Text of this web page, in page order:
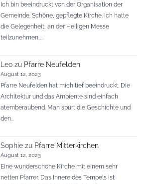
Ich bin beeindruckt von der Organisation der
Gemeinde. Schöne, gepflegte Kirche. Ich hatte
die Gelegenheit, an der Heiligen Messe
teilzunehmen,…
Leo zu Pfarre Neufelden
August 12, 2023
Pfarre Neufelden hat mich tief beeindruckt. Die
Architektur und das Ambiente sind einfach
atemberaubend. Man spürt die Geschichte und
den…
Sophie zu Pfarre Mitterkirchen
August 12, 2023
Eine wunderschöne Kirche mit einem sehr
netten Pfarrer. Das Innere des Tempels ist